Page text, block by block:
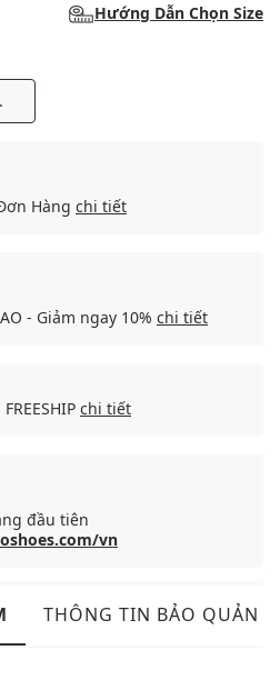
Hướng Dẫn Chọn Size
Hàng chi tiết
- Giảm ngay 10% chi tiết
chi tiết
đầu tiên
vn
THÔNG TIN BẢO QUẢN